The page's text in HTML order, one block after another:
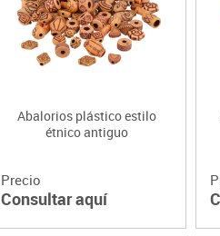
Abalorios plástico estilo
étnico antiguo
Precio
Consultar aquí